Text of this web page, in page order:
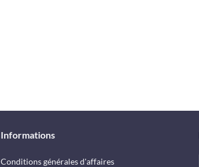
Informations
Conditions générales d'affaires